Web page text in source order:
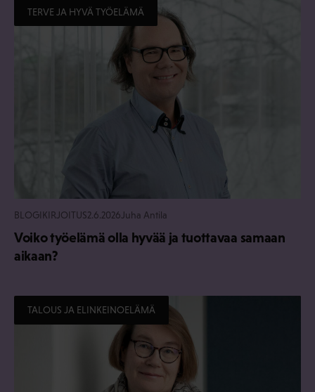
TERVE JA HYVÄ TYÖELÄMÄ
BLOGIKIRJOITUS2.6.2026 Juha Antila
Voiko työelämä olla hyvää ja tuottavaa samaan
aikaan?
TALOUS JA ELINKEINOELÄMÄ